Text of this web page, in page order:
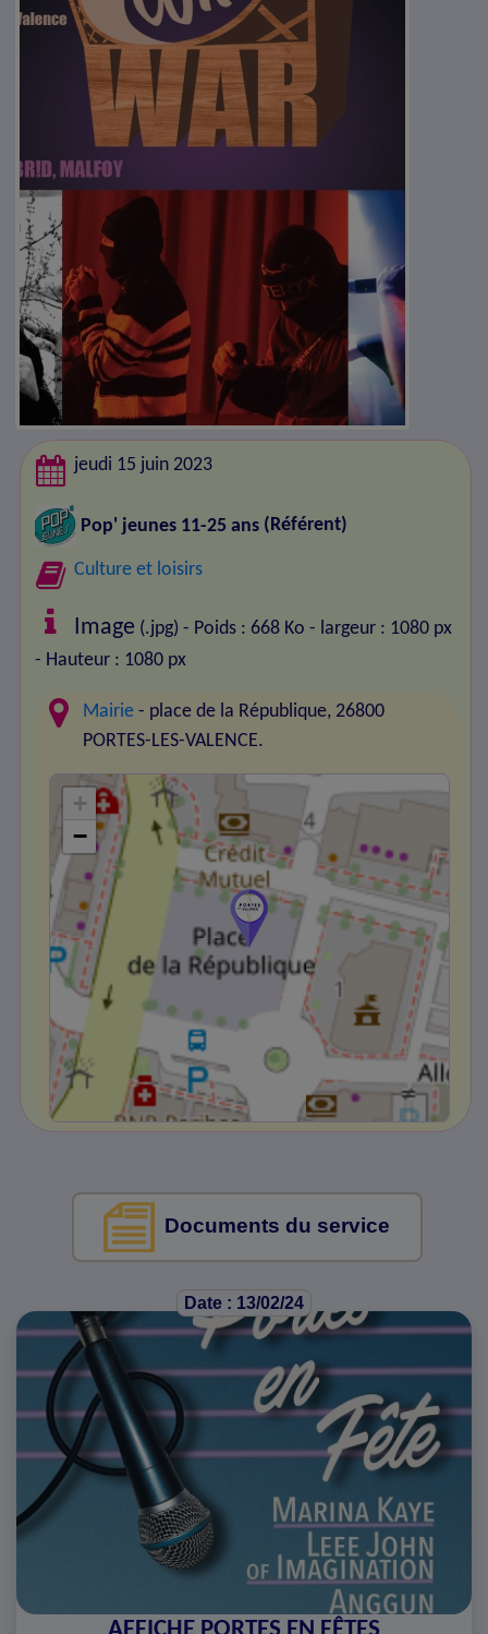
jeudi 15 juin 2023
Pop' jeunes 11-25 ans (Référent)
Culture et loisirs
Image (.jpg) - Poids : 668 Ko - largeur : 1080 px
- Hauteur : 1080 px
Mairie - place de la République, 26800
PORTES-LES-VALENCE.
+
−
Documents du service
Date : 13/02/24